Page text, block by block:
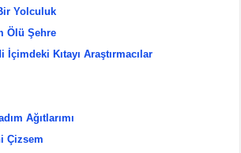
Yolculuk
Ölü Şehre
İçimdeki Kıtayı Araştırmacılar
Ağıtlarımı
Çizsem